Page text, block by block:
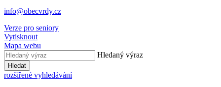
info@obecvrdy.cz
Verze pro seniory
Vytisknout
Mapa webu
Hledaný výraz
Hledat
rozšířené vyhledávání